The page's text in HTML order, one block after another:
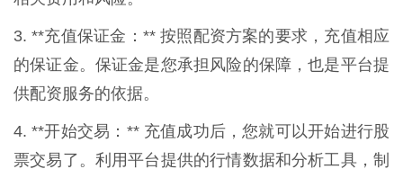
3. **充值保证金：** 按照配资方案的要求，充值相应
的保证金。保证金是您承担风险的保障，也是平台提
供配资服务的依据。
4. **开始交易：** 充值成功后，您就可以开始进行股
票交易了。利用平台提供的行情数据和分析工具，制